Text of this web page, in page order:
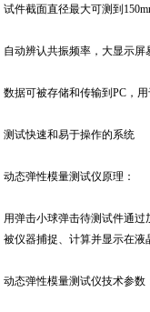
试件截面直径最大可测到
自动辨认共振频率，大显示
数据可被存储和传输到PC，
测试快速和易于操作的系统
动态弹性模量测试仪原理：
用弹击小球弹击待测试件通
被仪器捕捉、计算并显示在液
动态弹性模量测试仪技术参数